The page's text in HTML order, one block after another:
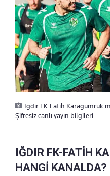
Iğdır FK-Fatih Karagümrük
Şifresiz canlı yayın bilgileri
IĞDIR FK-FATİH
HANGİ KANALDA?